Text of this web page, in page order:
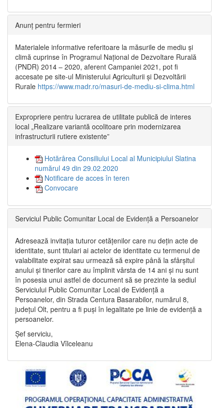
Anunț pentru fermieri
Materialele informative referitoare la măsurile de mediu și
climă cuprinse în Programul Național de Dezvoltare Rurală
(PNDR) 2014 – 2020, aferent Campaniei 2021, pot fi
accesate pe site-ul Ministerului Agriculturii și Dezvoltării
Rurale https://www.madr.ro/masuri-de-mediu-si-clima.html
Expropriere pentru lucrarea de utilitate publică de interes
local „Realizare variantă ocolitoare prin modernizarea
infrastructurii rutiere existente”
Hotărârea Consiliului Local al Municipiului Slatina
numărul 49 din 29.02.2020
Notificare de acces în teren
Convocare
Serviciul Public Comunitar Local de Evidență a Persoanelor
Adresează invitația tuturor cetățenilor care nu dețin acte de
identitate, sunt titulari ai actelor de identitate cu termenul de
valabilitate expirat sau urmează să expire până la sfârșitul
anului și tinerilor care au împlinit vârsta de 14 ani și nu sunt
în posesia unui astfel de document să se prezinte la sediul
Serviciului Public Comunitar Local de Evidență a
Persoanelor, din Strada Centura Basarabilor, numărul 8,
județul Olt, pentru a fi puși în legalitate pe linie de evidență a
persoanelor.
Șef serviciu,
Elena-Claudia Vîlceleanu